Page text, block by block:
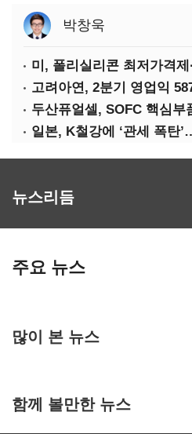
박창욱
고려아연, 2분기 영업익
일본, K철강에 ‘관세 폭탄
뉴스리듬
주요 뉴스
많이 본 뉴스
함께 볼만한 뉴스